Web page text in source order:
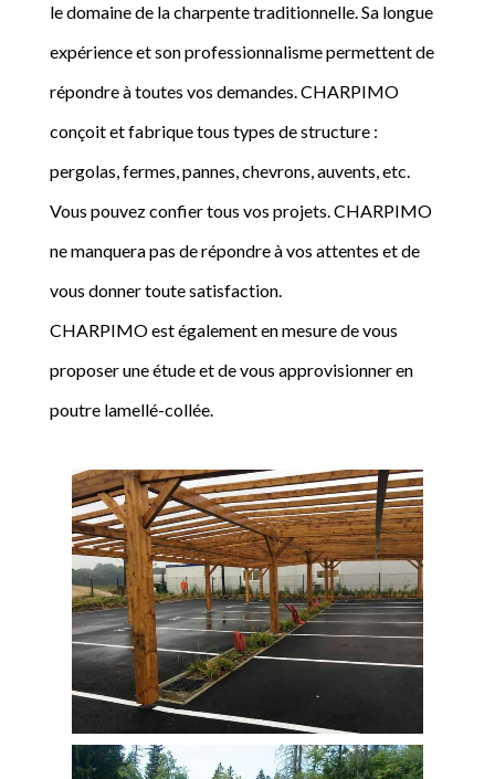
le domaine de la charpente traditionnelle. Sa longue
expérience et son professionnalisme permettent de
répondre à toutes vos demandes. CHARPIMO
conçoit et fabrique tous types de structure :
pergolas, fermes, pannes, chevrons, auvents, etc.
Vous pouvez confier tous vos projets. CHARPIMO
ne manquera pas de répondre à vos attentes et de
vous donner toute satisfaction.
CHARPIMO est également en mesure de vous
proposer une étude et de vous approvisionner en
poutre lamellé-collée.